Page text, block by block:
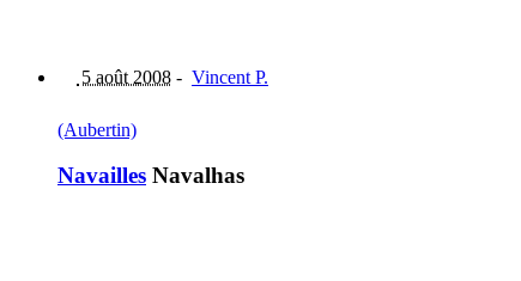
5 août 2008 - Vincent P.
(Aubertin)
Navailles Navalhas